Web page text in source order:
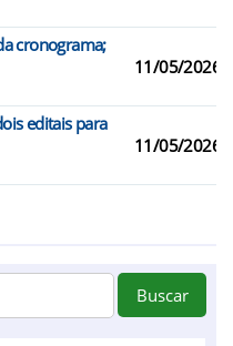
cronograma;
11/05/2026
editais para
11/05/2026
Buscar